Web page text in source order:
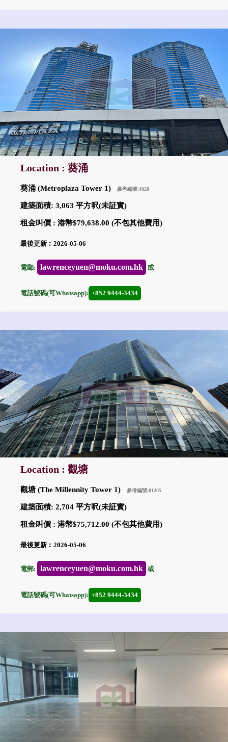
Location : 葵涌
葵涌 (Metroplaza Tower 1) 參考編號:4828
建築面積: 3,063 平方呎(未証實)
租金叫價 : 港幣$79,638.00 (不包其他費用)
最後更新︰2026-05-06
電郵: lawrenceyuen@moku.com.hk 或
電話號碼(可Whatsapp): +852 9444-3434
Location : 觀塘
觀塘 (The Millennity Tower 1) 參考編號:81205
建築面積: 2,704 平方呎(未証實)
租金叫價 : 港幣$75,712.00 (不包其他費用)
最後更新︰2026-05-06
電郵: lawrenceyuen@moku.com.hk 或
電話號碼(可Whatsapp): +852 9444-3434